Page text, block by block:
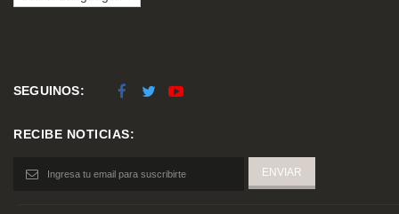
SEGUINOS:
RECIBE NOTICIAS: